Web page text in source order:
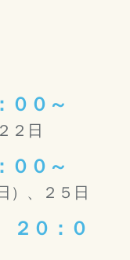
０～
２日
０～
）、２５日
０：０